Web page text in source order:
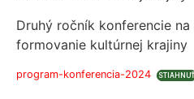
Druhý ročník konferencie
formovanie kultúrnej krajiny
program-konferencia-2024 STIAHNUŤ